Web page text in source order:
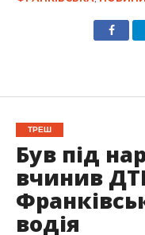
ТРЕШ
Був під
вчинив
водія